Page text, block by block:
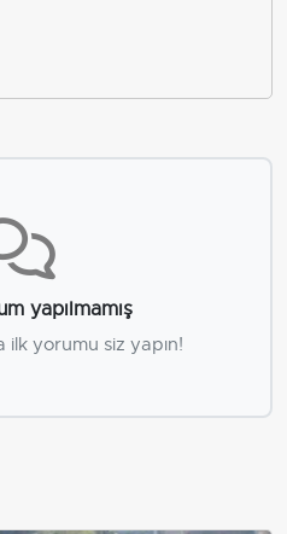
yapılmamış
ilk yorumu siz yapın!